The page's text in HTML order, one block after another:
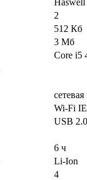
2
512 Кб
3 Мб
Core i5
сетевая
Wi-Fi
USB
6 ч
Li-Ion
4